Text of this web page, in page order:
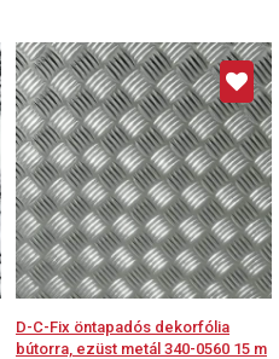
D-C-Fix öntapadós dekorfólia
bútorra, ezüst metál 340-0560 15 m